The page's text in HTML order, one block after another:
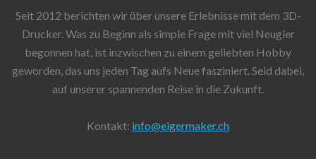
Seit 2012 berichten wir über unsere Erlebnisse mit dem 3D-
Drucker. Was zu Beginn als simple Frage mit viel Neugier
begonnen hat, ist inzwischen zu einem geliebten Hobby
geworden, das uns jeden Tag aufs Neue fasziniert. Seid dabei,
auf unserer spannenden Reise in die Zukunft.
Kontakt: info@eigermaker.ch